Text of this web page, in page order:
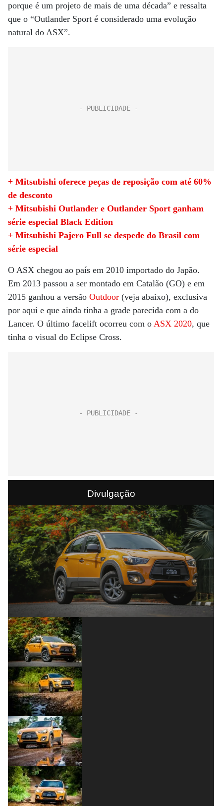
porque é um projeto de mais de uma década” e ressalta
que o “Outlander Sport é considerado uma evolução
natural do ASX”.
+ Mitsubishi oferece peças de reposição com até 60%
de desconto
+ Mitsubishi Outlander e Outlander Sport ganham
série especial Black Edition
+ Mitsubishi Pajero Full se despede do Brasil com
série especial
O ASX chegou ao país em 2010 importado do Japão.
Em 2013 passou a ser montado em Catalão (GO) e em
2015 ganhou a versão Outdoor (veja abaixo), exclusiva
por aqui e que ainda tinha a grade parecida com a do
Lancer. O último facelift ocorreu com o ASX 2020, que
tinha o visual do Eclipse Cross.
Divulgação